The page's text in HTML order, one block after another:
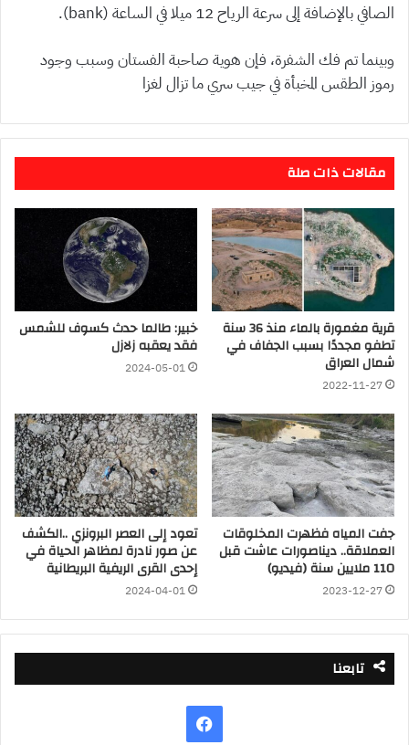
الصافي بالإضافة إلى سرعة الرياح 12 ميلا في الساعة (bank).
وبينما تم فك الشفرة، فإن هوية صاحبة الفستان وسبب وجود
رموز الطقس المخبأة في جيب سري ما تزال لغزا
مقالات ذات صلة
قرية مغمورة بالماء منذ 36 سنة
تطفو مجددًا بسبب الجفاف في
شمال العراق
2022-11-27
خبير: طالما حدث كسوف للشمس
فقد يعقبه زلازل
2024-05-01
جفت المياه فظهرت المخلوقات
العملاقة.. ديناصورات عاشت قبل
110 ملايين سنة (فيديو)
2023-12-27
تعود إلى العصر البرونزي ..الكشف
عن صور نادرة لمظاهر الحياة في
إحدى القرى الريفية البريطانية
2024-04-01
تابعنا
فيسبوك